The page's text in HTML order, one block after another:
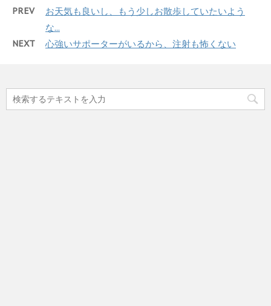
PREV
お天気も良いし、もう少しお散歩していたいよう
な...
NEXT 心強いサポーターがいるから、注射も怖くない